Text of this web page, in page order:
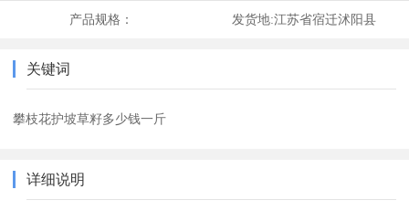
产品规格： 发货地:江苏省宿迁沭阳县
关键词
攀枝花护坡草籽多少钱一斤
详细说明